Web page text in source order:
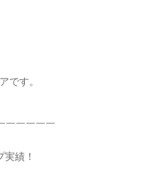
です。
￣￣￣￣￣
績！